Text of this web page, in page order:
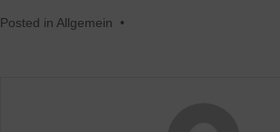
Posted in Allgemein •